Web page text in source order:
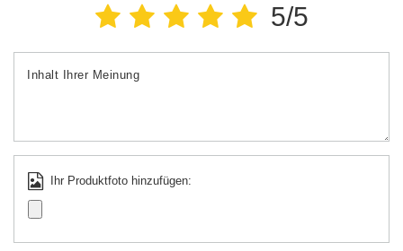
5/5
Inhalt Ihrer Meinung
Ihr Produktfoto hinzufügen: